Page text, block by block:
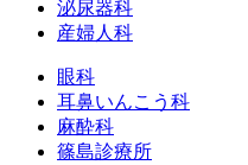
泌尿器科
産婦人科
眼科
耳鼻いんこう科
麻酔科
篠島診療所